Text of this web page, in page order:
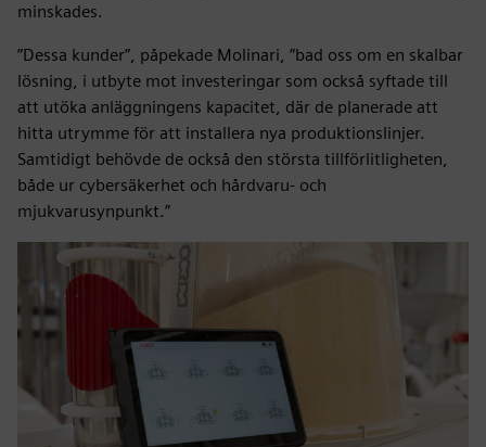
minskades.
”Dessa kunder”, påpekade Molinari, ”bad oss om en skalbar
lösning, i utbyte mot investeringar som också syftade till
att utöka anläggningens kapacitet, där de planerade att
hitta utrymme för att installera nya produktionslinjer.
Samtidigt behövde de också den största tillförlitligheten,
både ur cybersäkerhet och hårdvaru- och
mjukvarusynpunkt.”